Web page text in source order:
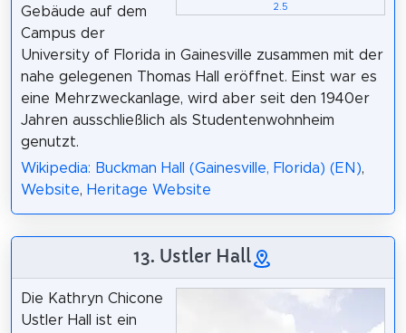
2.5
Gebäude auf dem
Campus der
University of Florida in Gainesville zusammen mit der
nahe gelegenen Thomas Hall eröffnet. Einst war es
eine Mehrzweckanlage, wird aber seit den 1940er
Jahren ausschließlich als Studentenwohnheim
genutzt.
Wikipedia: Buckman Hall (Gainesville, Florida) (EN),
Website, Heritage Website
13. Ustler Hall
Die Kathryn Chicone
Ustler Hall ist ein